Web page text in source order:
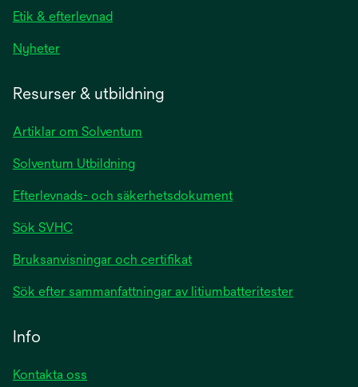
Etik & efterlevnad
Nyheter
Resurser & utbildning
Artiklar om Solventum
Solventum Utbildning
Efterlevnads- och säkerhetsdokument
Sök SVHC
Bruksanvisningar och certifikat
Sök efter sammanfattningar av litiumbatteritester
Info
Kontakta oss